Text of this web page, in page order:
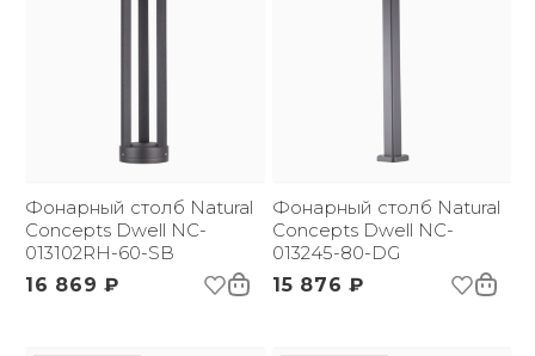
Фонарный столб Natural
Concepts Dwell NC-
013102RH-60-SB
16 869 ₽
Фонарный столб Natural
Concepts Dwell NC-
013245-80-DG
15 876 ₽